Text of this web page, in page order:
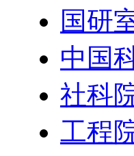
国研
中国
社科
工程